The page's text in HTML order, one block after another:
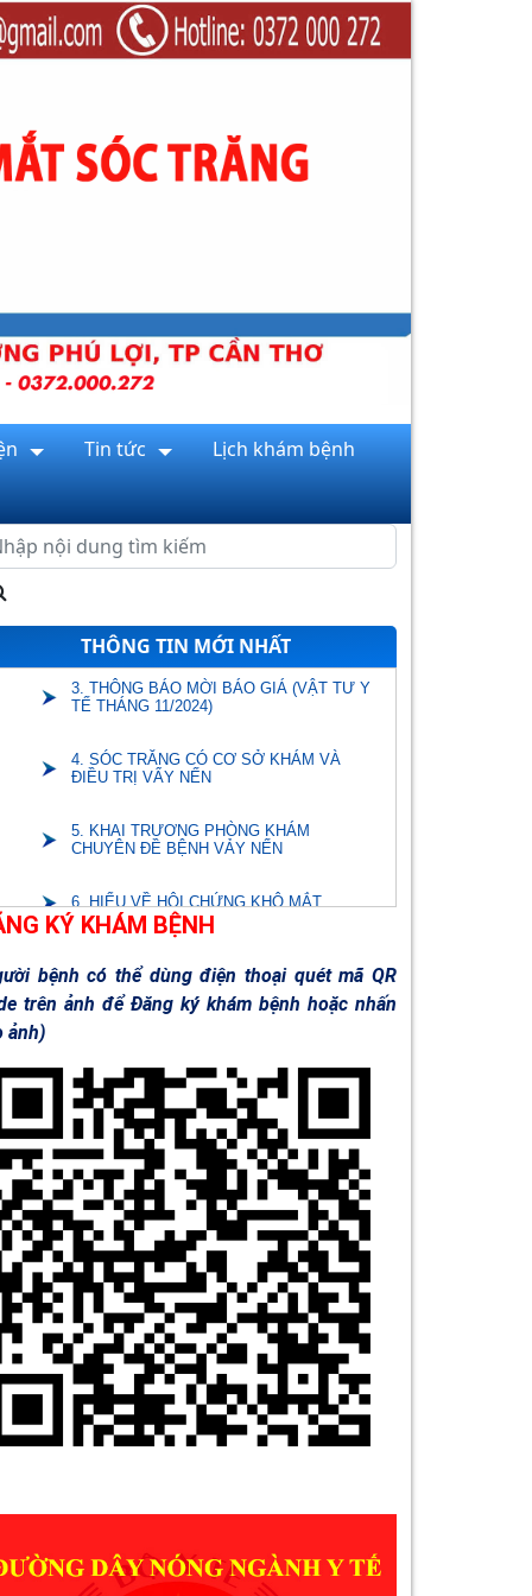
Tin tức
Lịch khám bệnh
THÔNG TIN MỚI NHẤT
1. DỊCH VỤ DA LIỄU
3. THÔNG BÁO MỜI BÁO GIÁ (VẬT TƯ Y
TẾ THÁNG 11/2024)
4. SÓC TRĂNG CÓ CƠ SỞ KHÁM VÀ
ĐIỀU TRỊ VẨY NẾN
5. KHAI TRƯƠNG PHÒNG KHÁM
CHUYÊN ĐỀ BỆNH VẢY NẾN
6. HIỂU VỀ HỘI CHỨNG KHÔ MẮT
7. THUỐC CINARIZIN 25mg (ĐÌNH CHỈ
8. THUỐC ACYCLOVIR 200mg (ĐÌNH CHỈ
9. THUỐC CEFACLOR 375 MG (ĐÌNH CHỈ
LƯU HÀNH NĂM 2024)
10. BẢN TIN AN TOÀN Y TẾ SỐ 2-2024
1. DỊCH VỤ DA LIỄU
2. DỊCH VỤ KHOA MẮT
3. THÔNG BÁO MỜI BÁO GIÁ (VẬT TƯ Y
TẾ THÁNG 11/2024)
4. SÓC TRĂNG CÓ CƠ SỞ KHÁM VÀ
ĐIỀU TRỊ VẨY NẾN
KÝ KHÁM BỆNH
bệnh có thể dùng điện thoại quét mã QR
trên ảnh để Đăng ký khám bệnh hoặc nhấn
ảnh)